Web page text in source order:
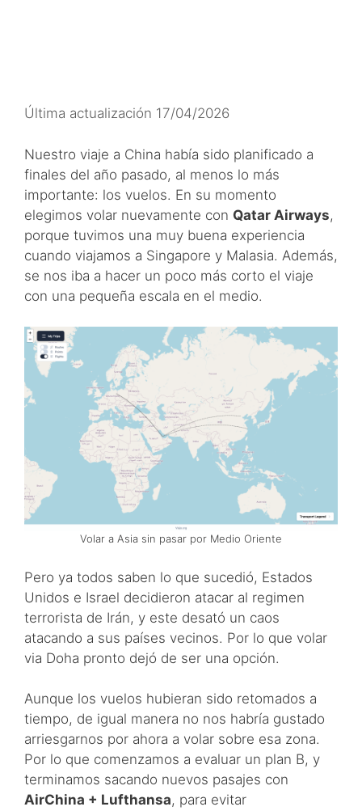
Última actualización 17/04/2026
Nuestro viaje a China había sido planificado a
finales del año pasado, al menos lo más
importante: los vuelos. En su momento
elegimos volar nuevamente con Qatar Airways,
porque tuvimos una muy buena experiencia
cuando viajamos a Singapore y Malasia. Además,
se nos iba a hacer un poco más corto el viaje
con una pequeña escala en el medio.
Volar a Asia sin pasar por Medio Oriente
Pero ya todos saben lo que sucedió, Estados
Unidos e Israel decidieron atacar al regimen
terrorista de Irán, y este desató un caos
atacando a sus países vecinos. Por lo que volar
via Doha pronto dejó de ser una opción.
Aunque los vuelos hubieran sido retomados a
tiempo, de igual manera no nos habría gustado
arriesgarnos por ahora a volar sobre esa zona.
Por lo que comenzamos a evaluar un plan B, y
terminamos sacando nuevos pasajes con
AirChina + Lufthansa, para evitar